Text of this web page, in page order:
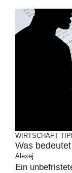
WIRTSCHAFT
Was
Alexej
Ein